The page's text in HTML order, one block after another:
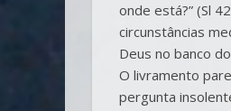
onde está?” (Sl
circunstâncias
Deus no banco
O livramento
pergunta